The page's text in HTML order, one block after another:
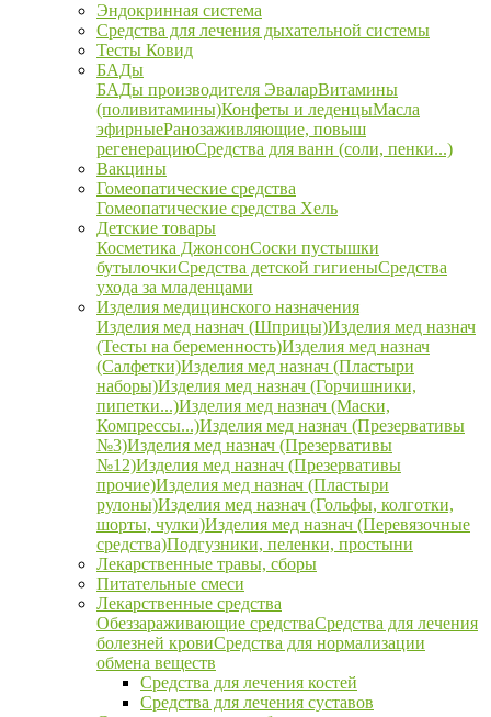
Эндокринная система
Средства для лечения дыхательной системы
Тесты Ковид
БАДы
БАДы производителя ЭваларВитамины
(поливитамины)Конфеты и леденцыМасла
эфирныеРанозаживляющие, повыш
регенерациюСредства для ванн (соли, пенки...)
Вакцины
Гомеопатические средства
Гомеопатические средства Хель
Детские товары
Косметика ДжонсонСоски пустышки
бутылочкиСредства детской гигиеныСредства
ухода за младенцами
Изделия медицинского назначения
Изделия мед назнач (Шприцы)Изделия мед назнач
(Тесты на беременность)Изделия мед назнач
(Салфетки)Изделия мед назнач (Пластыри
наборы)Изделия мед назнач (Горчишники,
пипетки...)Изделия мед назнач (Маски,
Компрессы...)Изделия мед назнач (Презервативы
№3)Изделия мед назнач (Презервативы
№12)Изделия мед назнач (Презервативы
прочие)Изделия мед назнач (Пластыри
рулоны)Изделия мед назнач (Гольфы, колготки,
шорты, чулки)Изделия мед назнач (Перевязочные
средства)Подгузники, пеленки, простыни
Лекарственные травы, сборы
Питательные смеси
Лекарственные средства
Обеззараживающие средстваСредства для лечения
болезней кровиСредства для нормализации
обмена веществ
Средства для лечения костей
Средства для лечения суставов